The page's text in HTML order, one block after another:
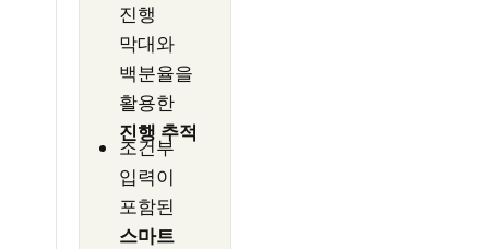
진행
막대와
백분율을
활용한
진행 추적
조건부
입력이
포함된
스마트